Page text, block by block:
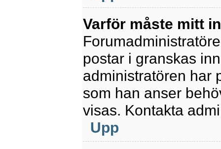
Varför måste mitt
postar i granskas
administratören har
som han anser
visas. Kontakta
Upp